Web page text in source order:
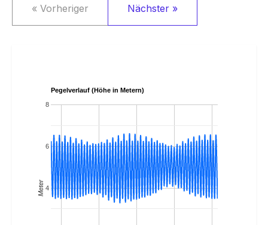
« Vorheriger Nächster »
Pegelverlauf (Höhe in Metern)
4
6
8
Meter